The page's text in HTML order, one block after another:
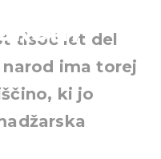
tisoč let del
narod ima torej
ki jo